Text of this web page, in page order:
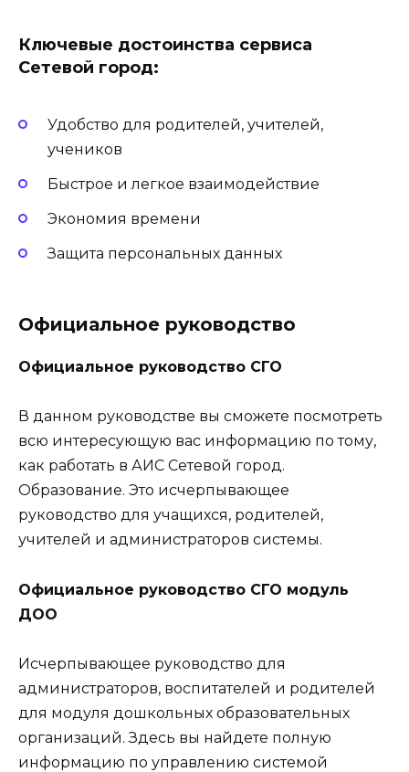
Ключевые достоинства сервиса
Сетевой город:
Удобство для родителей, учителей,
учеников
Быстрое и легкое взаимодействие
Экономия времени
Защита персональных данных
Официальное руководство
Официальное руководство СГО
В данном руководстве вы сможете посмотреть
всю интересующую вас информацию по тому,
как работать в АИС Сетевой город.
Образование. Это исчерпывающее
руководство для учащихся, родителей,
учителей и администраторов системы.
Официальное руководство СГО модуль
ДОО
Исчерпывающее руководство для
администраторов, воспитателей и родителей
для модуля дошкольных образовательных
организаций. Здесь вы найдете полную
информацию по управлению системой